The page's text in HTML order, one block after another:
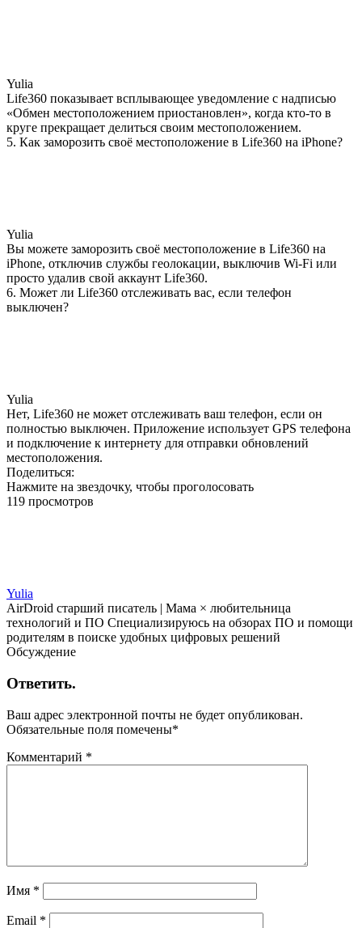
Yulia
Life360 показывает всплывающее уведомление с надписью
«Обмен местоположением приостановлен», когда кто-то в
круге прекращает делиться своим местоположением.
5. Как заморозить своё местоположение в Life360 на iPhone?
Yulia
Вы можете заморозить своё местоположение в Life360 на
iPhone, отключив службы геолокации, выключив Wi-Fi или
просто удалив свой аккаунт Life360.
6. Может ли Life360 отслеживать вас, если телефон
выключен?
Yulia
Нет, Life360 не может отслеживать ваш телефон, если он
полностью выключен. Приложение использует GPS телефона
и подключение к интернету для отправки обновлений
местоположения.
Поделиться:
Нажмите на звездочку, чтобы проголосовать
119 просмотров
Yulia
AirDroid старший писатель | Мама × любительница
технологий и ПО Специализируюсь на обзорах ПО и помощи
родителям в поиске удобных цифровых решений
Обсуждение
Ответить.
Ваш адрес электронной почты не будет опубликован.
Обязательные поля помечены*
Комментарий *
Имя *
Email *